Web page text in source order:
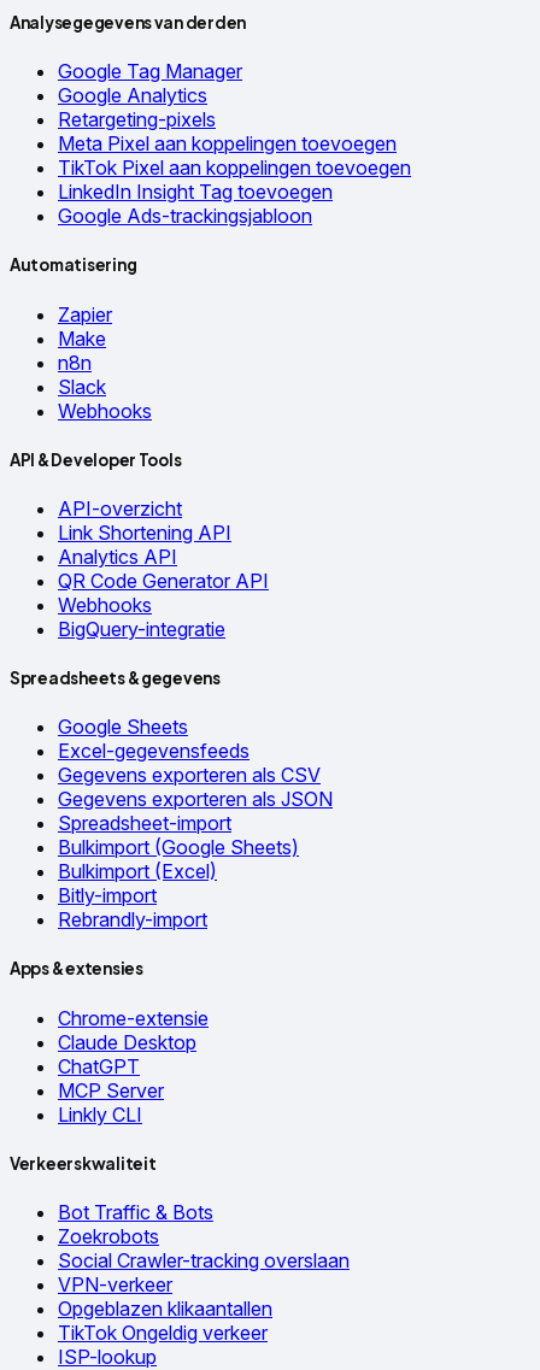
Analysegegevens van derden
Google Tag Manager
Google Analytics
Retargeting-pixels
Meta Pixel aan koppelingen toevoegen
TikTok Pixel aan koppelingen toevoegen
LinkedIn Insight Tag toevoegen
Google Ads-trackingsjabloon
Automatisering
Zapier
Make
n8n
Slack
Webhooks
API & Developer Tools
API-overzicht
Link Shortening API
Analytics API
QR Code Generator API
Webhooks
BigQuery-integratie
Spreadsheets & gegevens
Google Sheets
Excel-gegevensfeeds
Gegevens exporteren als CSV
Gegevens exporteren als JSON
Spreadsheet-import
Bulkimport (Google Sheets)
Bulkimport (Excel)
Bitly-import
Rebrandly-import
Apps & extensies
Chrome-extensie
Claude Desktop
ChatGPT
MCP Server
Linkly CLI
Verkeerskwaliteit
Bot Traffic & Bots
Zoekrobots
Social Crawler-tracking overslaan
VPN-verkeer
Opgeblazen klikaantallen
TikTok Ongeldig verkeer
ISP-lookup